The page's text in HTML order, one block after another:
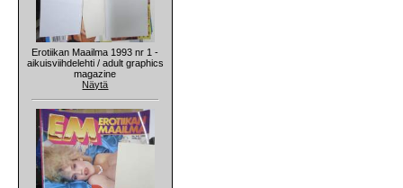
Erotiikan Maailma 1993 nr 1 -
aikuisviihdelehti / adult graphics
magazine
Näytä